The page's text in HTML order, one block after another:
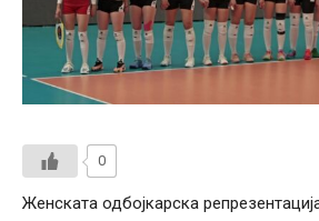
0
Женската одбојкарска